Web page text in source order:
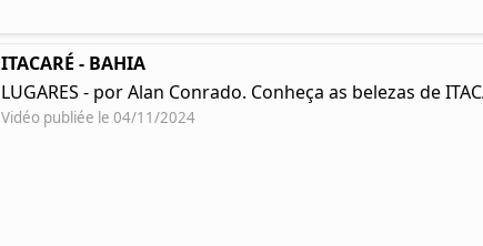
ITACARÉ - BAHIA
LUGARES - por Alan Conrado. Conheça as belezas de
Vidéo publiée le 04/11/2024